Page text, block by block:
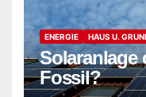
ENERGIE HAUS U.
Solaranlage
Fossil?